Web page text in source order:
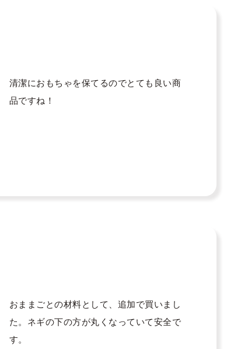
清潔におもちゃを保てるのでとても良い商
品ですね！
おままごとの材料として、追加で買いまし
た。ネギの下の方が丸くなっていて安全で
す。